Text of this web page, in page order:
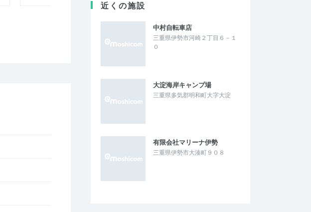
近くの施設
中村自転車店
三重県伊勢市河崎２丁目６－１
０
大淀海岸キャンプ場
三重県多気郡明和町大字大淀
有限会社マリーナ伊勢
三重県伊勢市大湊町９０８